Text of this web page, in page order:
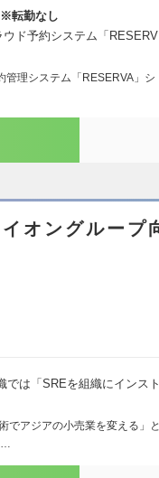
転勤なし
ウド予約システム「RESERV
管理システム「RESERVA」シ
オングループ
では「SREを組織にインスト
でアジアの小売業を変える」と
…